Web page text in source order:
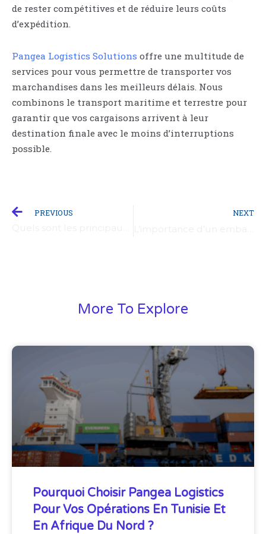
de rester compétitives et de réduire leurs coûts
d’expédition.
Pangea Logistics Solutions offre une multitude de
services pour vous permettre de transporter vos
marchandises dans les meilleurs délais. Nous
combinons le transport maritime et terrestre pour
garantir que vos cargaisons arrivent à leur
destination finale avec le moins d’interruptions
possible.
PREVIOUS NEXT
More To Explore
Pourquoi Choisir Pangea Logistics
Pour Vos Opérations En Tunisie Et
En Afrique Du Nord ?